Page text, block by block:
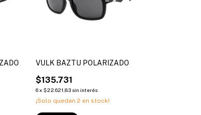
VULK BAZTU POLARIZADO
$135.731
6 x $22.621,83 sin interés
¡Solo quedan 2 en stock!